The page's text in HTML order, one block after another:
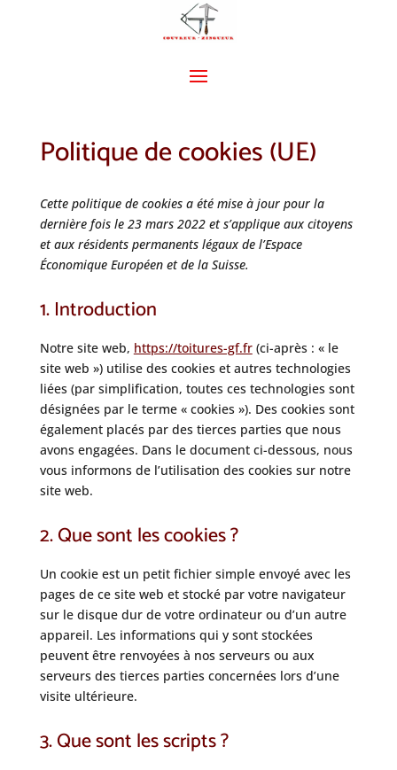
Politique de cookies (UE)
Cette politique de cookies a été mise à jour pour la
dernière fois le 23 mars 2022 et s’applique aux citoyens
et aux résidents permanents légaux de l’Espace
Économique Européen et de la Suisse.
1. Introduction
Notre site web, https://toitures-gf.fr(ci-après : « le
site web ») utilise des cookies et autres technologies
liées (par simplification, toutes ces technologies sont
désignées par le terme « cookies »). Des cookies sont
également placés par des tierces parties que nous
avons engagées. Dans le document ci-dessous, nous
vous informons de l’utilisation des cookies sur notre
site web.
2. Que sont les cookies ?
Un cookie est un petit fichier simple envoyé avec les
pages de ce site web et stocké par votre navigateur
sur le disque dur de votre ordinateur ou d’un autre
appareil. Les informations qui y sont stockées
peuvent être renvoyées à nos serveurs ou aux
serveurs des tierces parties concernées lors d’une
visite ultérieure.
3. Que sont les scripts ?